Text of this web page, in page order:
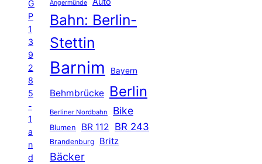
G
P
1
3
9
2
8
5
-
1
a
n
d
Angermünde
Bahn: Berlin-
Stettin
Barnim Bayern
Behmbrücke Berlin
Berliner Nordbahn Bike
Blumen BR 112 BR 243
Brandenburg Britz
Bäcker